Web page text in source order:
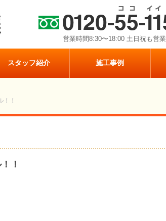
営業時間8:30〜18:00 土日祝も営業
スタッフ紹介 施工事例
！
！